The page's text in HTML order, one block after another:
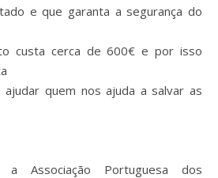
e que garanta a segurança do
custa cerca de 600€ e por isso
ajudar quem nos ajuda a salvar as
Associação Portuguesa dos